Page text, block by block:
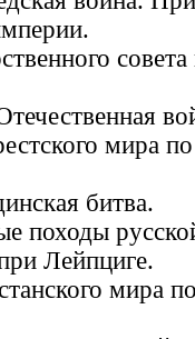
мира
битва.
походы
Лейпциге.
мира